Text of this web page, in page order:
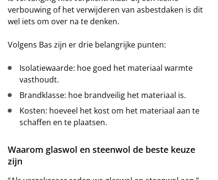
verbouwing of het verwijderen van asbestdaken is dit
wel iets om over na te denken.
Volgens Bas zijn er drie belangrijke punten:
Isolatiewaarde: hoe goed het materiaal warmte
vasthoudt.
Brandklasse: hoe brandveilig het materiaal is.
Kosten: hoeveel het kost om het materiaal aan te
schaffen en te plaatsen.
Waarom glaswol en steenwol de beste keuze
zijn